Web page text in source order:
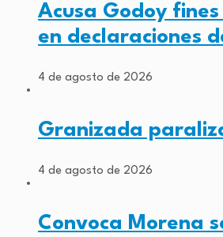
Acusa Godoy
en declaraciones
4 de agosto de 2026
Granizada
4 de agosto de 2026
Convoca Morena